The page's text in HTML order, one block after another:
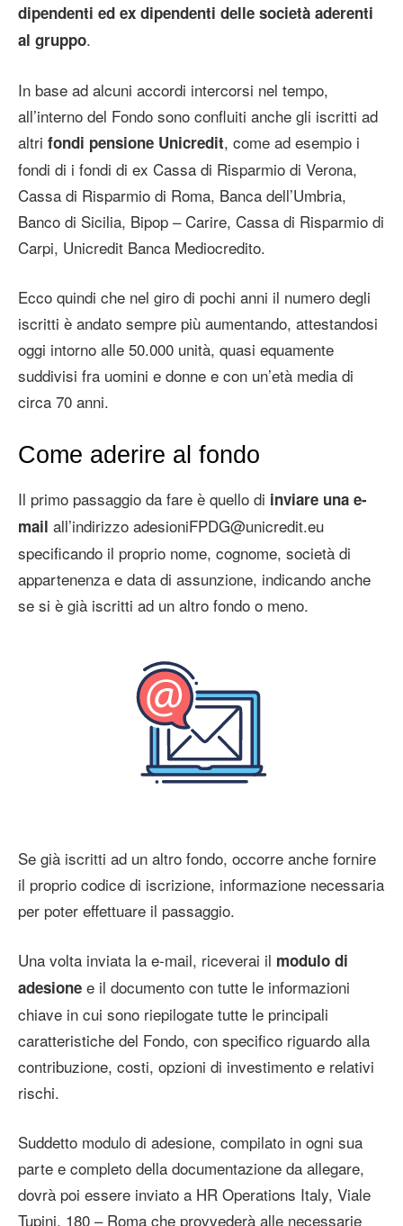
dipendenti ed ex dipendenti delle società aderenti
al gruppo.
In base ad alcuni accordi intercorsi nel tempo,
all’interno del Fondo sono confluiti anche gli iscritti ad
altri fondi pensione Unicredit, come ad esempio i
fondi di i fondi di ex Cassa di Risparmio di Verona,
Cassa di Risparmio di Roma, Banca dell’Umbria,
Banco di Sicilia, Bipop – Carire, Cassa di Risparmio di
Carpi, Unicredit Banca Mediocredito.
Ecco quindi che nel giro di pochi anni il numero degli
iscritti è andato sempre più aumentando, attestandosi
oggi intorno alle 50.000 unità, quasi equamente
suddivisi fra uomini e donne e con un’età media di
circa 70 anni.
Come aderire al fondo
Il primo passaggio da fare è quello di inviare una e-
mail all’indirizzo adesioniFPDG@unicredit.eu
specificando il proprio nome, cognome, società di
appartenenza e data di assunzione, indicando anche
se si è già iscritti ad un altro fondo o meno.
Se già iscritti ad un altro fondo, occorre anche fornire
il proprio codice di iscrizione, informazione necessaria
per poter effettuare il passaggio.
Una volta inviata la e-mail, riceverai il modulo di
adesione e il documento con tutte le informazioni
chiave in cui sono riepilogate tutte le principali
caratteristiche del Fondo, con specifico riguardo alla
contribuzione, costi, opzioni di investimento e relativi
rischi.
Suddetto modulo di adesione, compilato in ogni sua
parte e completo della documentazione da allegare,
dovrà poi essere inviato a HR Operations Italy, Viale
Tupini, 180 – Roma che provvederà alle necessarie